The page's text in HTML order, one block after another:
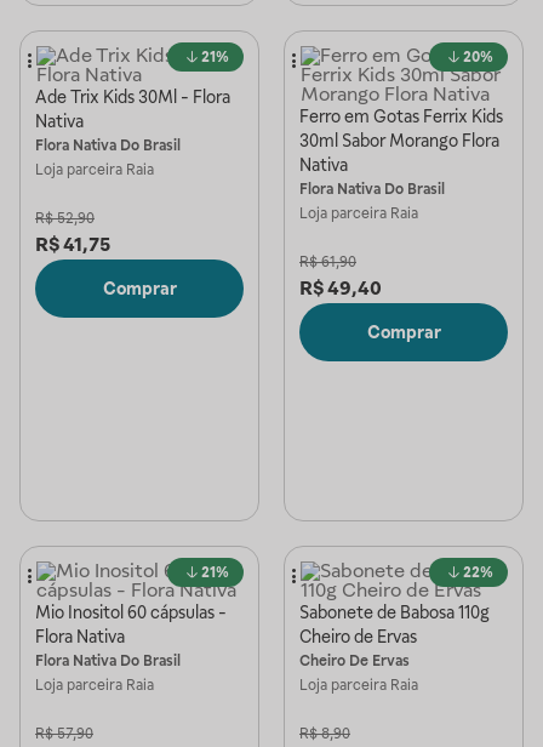
21%
Ade Trix Kids 30Ml - Flora
Nativa
Flora Nativa Do Brasil
Loja parceira Raia
R$ 52,90
R$41,75
Comprar
20%
Ferro em Gotas Ferrix Kids
30ml Sabor Morango Flora
Nativa
Flora Nativa Do Brasil
Loja parceira Raia
R$ 61,90
R$49,40
Comprar
21%
Mio Inositol 60 cápsulas -
Flora Nativa
Flora Nativa Do Brasil
Loja parceira Raia
R$ 57,90
22%
Sabonete de Babosa 110g
Cheiro de Ervas
Cheiro De Ervas
Loja parceira Raia
R$ 8,90